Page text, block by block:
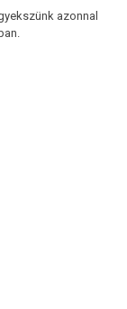
azonnal